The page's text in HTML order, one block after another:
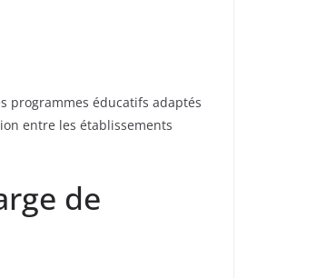
programmes éducatifs adaptés
entre les établissements
de